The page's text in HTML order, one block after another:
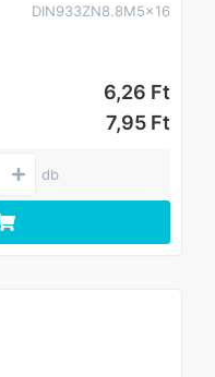
DIN933ZN8.8M5x16
6,26 Ft
7,95 Ft
db